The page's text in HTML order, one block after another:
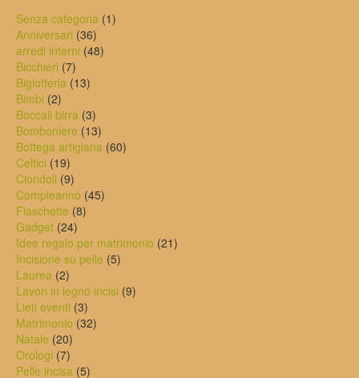
Senza categoria 11
Anniversari 3636
prodotti
arredi interni 4848
Bicchieri 77
prodotti
Bigiotteria 1313
Bimbi 22
prodotti
Boccali birra 33
prodotti
Bomboniere 1313
prodotti
Bottega artigiana 6060
Celtici 1919
prodotti
Ciondoli 99
prodotti
Compleanno 4545
Fiaschette 88
Gadget 2424
prodotti
Idee regalo per matrimonio 2121
Incisione su pelle 55
Laurea 22
prodotti
Lavori in legno incisi 99
Lieti eventi 33
prodotti
Matrimonio 3232
Natale 2020
prodotti
Orologi 77
prodotti
Pelle incisa 55